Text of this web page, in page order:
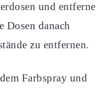
und entferne
Dosen danach
zu entfernen.
Farbspray und